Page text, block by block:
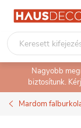
Ugrás
tartalomhoz
Nagyobb
biztosítunk.
Mardom